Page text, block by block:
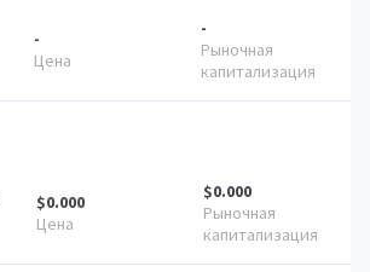
- -
$0.000 $0.000